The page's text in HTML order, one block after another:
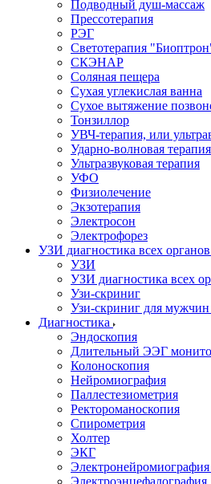
Подводный душ-массаж
Прессотерапия
РЭГ
Светотерапия
СКЭНАР
Соляная пещера
Сухая углекислая ванна
Сухое вытяжение
Тонзиллор
УВЧ-терапия, или
Ударно-волновая терапия
Ультразвуковая терапия
УФО
Физиолечение
Экзотерапия
Электросон
Электрофорез
УЗИ диагностика всех органов
УЗИ
УЗИ диагностика всех
Узи-скриниг
Узи-скриниг для
Диагностика
Эндоскопия
Длительный ЭЭГ
Колоноскопия
Нейромиография
Паллестезиометрия
Ректороманоскопия
Спирометрия
Холтер
ЭКГ
Электроэнцефалография